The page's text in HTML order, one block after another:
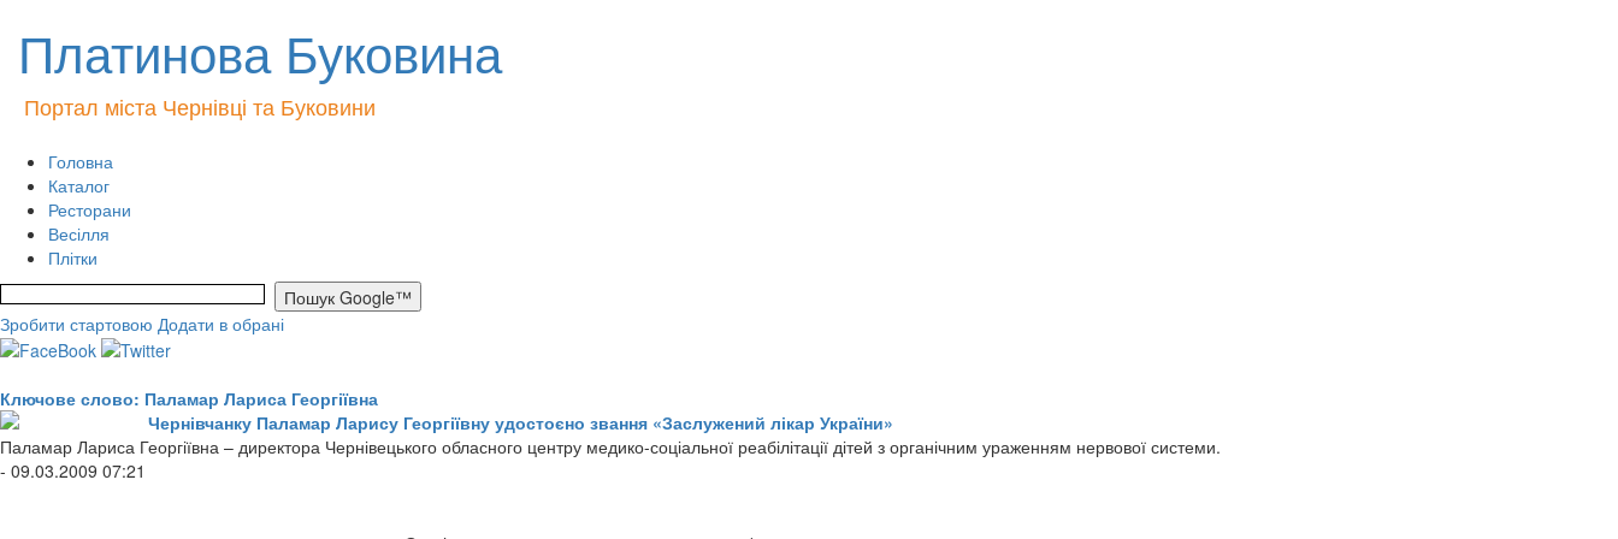
Платинова Буковина
Портал міста Чернівці та Буковини
Головна
Каталог
Ресторани
Весілля
Плітки
Зробити стартовою Додати в обрані
Ключове слово: Паламар Лариса Георгіївна
Чернівчанку Паламар Ларису Георгіївну удостоєно звання «Заслужений лікар України»
Паламар Лариса Георгіївна – директора Чернівецького обласного центру медико-соціальної реабілітації дітей з органічним ураженням нервової системи.
- 09.03.2009 07:21